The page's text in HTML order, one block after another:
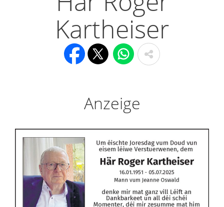
Kartheiser
Anzeige